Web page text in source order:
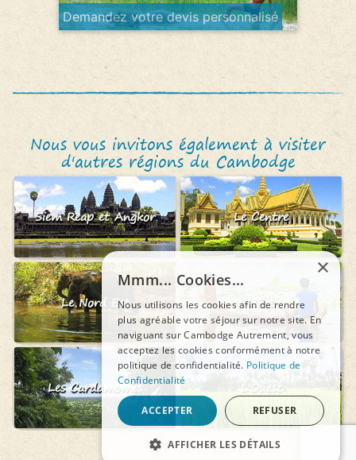
Demandez votre devis personnalisé
Nous vous invitons également à visiter
d'autres régions du Cambodge
Siem Reap et Angkor Le Centre
Le Nord Est L'Est
Les Cardamomes L'Ouest
×
Mmm... Cookies...
Nous utilisons les cookies afin de rendre
plus agréable votre séjour sur notre site. En
naviguant sur Cambodge Autrement, vous
acceptez les cookies conformément à notre
politique de confidentialité. Politique de
Confidentialité
ACCEPTER REFUSER
AFFICHER LES DÉTAILS